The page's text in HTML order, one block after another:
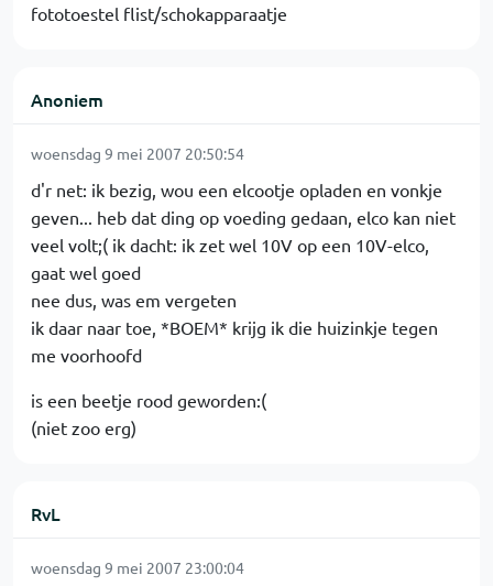
fototoestel flist/schokapparaatje
Anoniem
woensdag 9 mei 2007 20:50:54
d'r net: ik bezig, wou een elcootje opladen en vonkje
geven... heb dat ding op voeding gedaan, elco kan niet
veel volt;( ik dacht: ik zet wel 10V op een 10V-elco,
gaat wel goed
nee dus, was em vergeten
ik daar naar toe, *BOEM* krijg ik die huizinkje tegen
me voorhoofd
is een beetje rood geworden:(
(niet zoo erg)
RvL
woensdag 9 mei 2007 23:00:04